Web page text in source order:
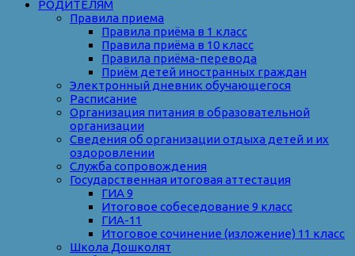
РОДИТЕЛЯМ
Правила приема
Правила приёма в 1 класс
Правила приёма в 10 класс
Правила приёма-перевода
Приём детей иностранных граждан
Электронный дневник обучающегося
Расписание
Организация питания в образовательной
организации
Сведения об организации отдыха детей и их
оздоровлении
Служба сопровождения
Государственная итоговая аттестация
ГИА 9
Итоговое собеседование 9 класс
ГИА-11
Итоговое сочинение (изложение) 11 класс
Школа Дошколят